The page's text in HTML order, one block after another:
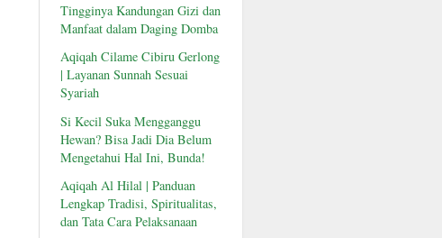
Tingginya Kandungan Gizi dan
Manfaat dalam Daging Domba
Aqiqah Cilame Cibiru Gerlong
| Layanan Sunnah Sesuai
Syariah
Si Kecil Suka Mengganggu
Hewan? Bisa Jadi Dia Belum
Mengetahui Hal Ini, Bunda!
Aqiqah Al Hilal | Panduan
Lengkap Tradisi, Spiritualitas,
dan Tata Cara Pelaksanaan